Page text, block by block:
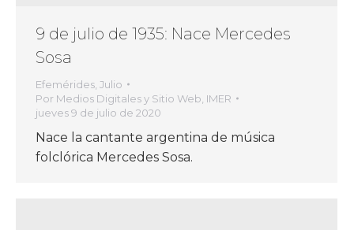
9 de julio de 1935: Nace Mercedes
Sosa
Efemérides, Julio
Por Medios Digitales y Sitio Web, IMER
jueves 9 de julio de 2020
Nace la cantante argentina de música
folclórica Mercedes Sosa.